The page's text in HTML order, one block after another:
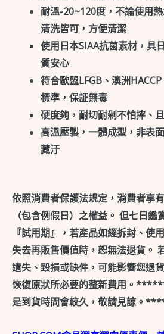
耐溫-20~120度，不論使用
清洗皆可，方便清潔
使用日本SIAA抗菌素材，具
質安心
符合歐盟LFGB、澳洲
標準，保証無毒
硬度夠，耐切耐剁不怕摔、
高溫壓製，一體成型，非表
藏汙
依照消費者保護法規定，消費者享
（包含例假日）之權益。 但七日
『試用期』，若產品如經拆封、使
失去再販售價值時，恕無法退貨。
遺失、毀損或缺件，可能影響您退
恢復原狀所必要的整新費用。
是到貨時間會較久，敬請見諒